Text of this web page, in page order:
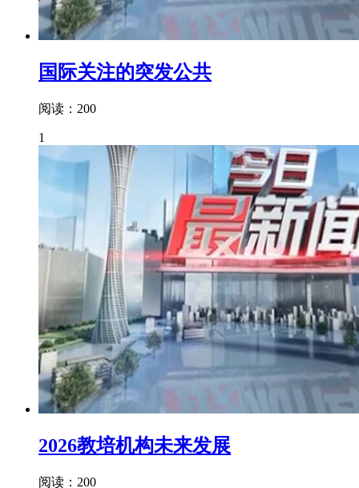
国际关注的突发公共
阅读：200
1
2026教培机构未来发展
阅读：200